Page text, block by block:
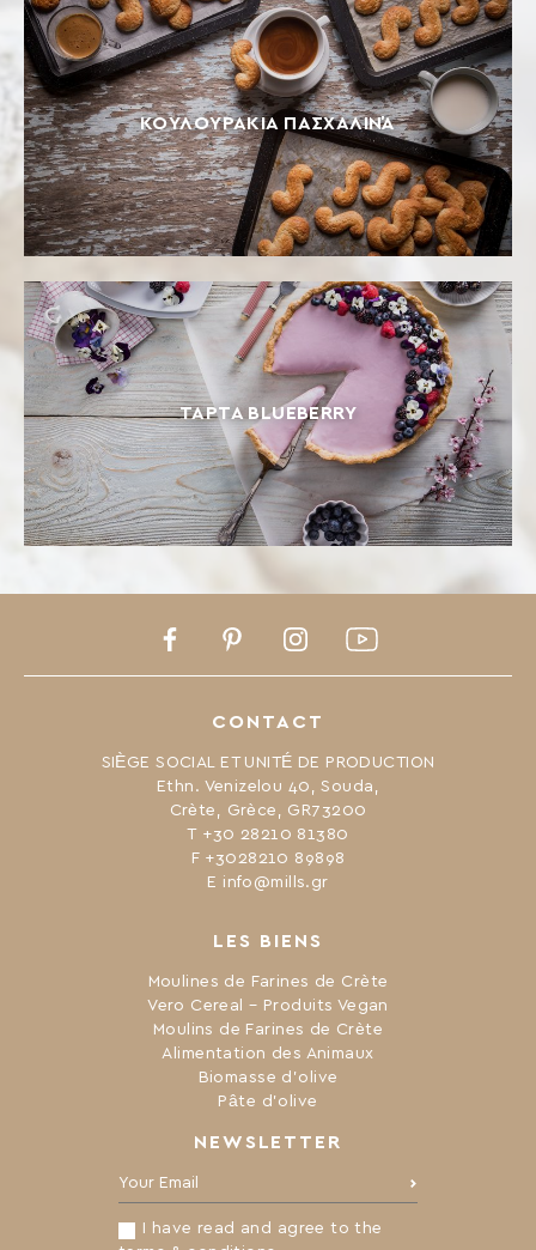
ΚΟΥΛΟΥΡΆΚΙΑ ΠΑΣΧΑΛΙΝΆ
ΤΆΡΤΑ BLUEBERRY
NEWSLETTER
Your Email:
I have read and agree to the
LES BIENS
Moulines de Farines de Crète
Vero Cereal – Produits Vegan
Moulins de Farines de Crète
Alimentation des Animaux
Biomasse d’olive
Pâte d’olive
CONTACT
SIÈGE SOCIAL ET UNITÉ DE PRODUCTION
Ethn. Venizelou 40, Souda,
Crète, Grèce, GR73200
Τ +30 28210 81380
F +3028210 89898
Ε info@mills.gr
FacebookPinterestInstagramYoutube